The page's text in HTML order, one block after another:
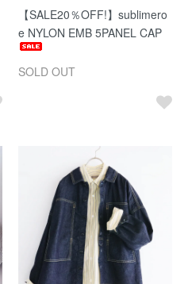
【SALE20％OFF!】sublimero
e NYLON EMB 5PANEL CAP
SOLD OUT